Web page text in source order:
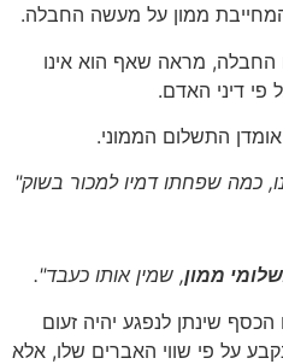
ממון על מעשה החבלה.
החבלה, מראה שאף הוא אינו
פי דיני האדם.
התשלום הממוני.
כמה שפחתו דמיו למכור בשוק"
ממון, שמין אותו כעבד".
שינתן לנפגע יהיה זעום
על פי שווי האברים שלו, אלא